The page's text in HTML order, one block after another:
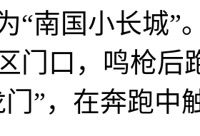
“南国小长城”
门口，鸣枪后
门”，在奔跑中